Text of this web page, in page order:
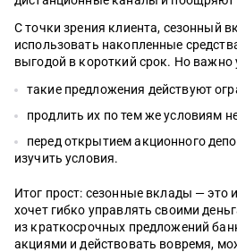
С точки зрения клиента, сезонный
использовать накопленные
выгодой в короткий срок. Но важно
такие предложения действуют
продлить их по тем же условиям
перед открытием акционного
изучить условия.
Итог прост: сезонные вклады — это
хочет гибко управлять своими
из краткосрочных предложений
акциями и действовать вовремя,